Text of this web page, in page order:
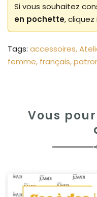
Si vous souhaitez
en pochette, cliquez
Tags: accessoires
femme français
Vous